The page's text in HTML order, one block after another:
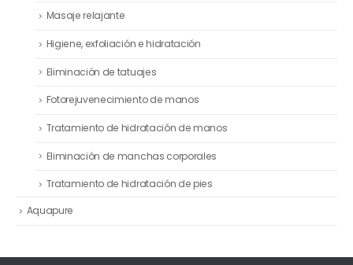
Masaje relajante
Higiene, exfoliación e hidratación
Eliminación de tatuajes
Fotorejuvenecimiento de manos
Tratamiento de hidratación de manos
Eliminación de manchas corporales
Tratamiento de hidratación de pies
Aquapure